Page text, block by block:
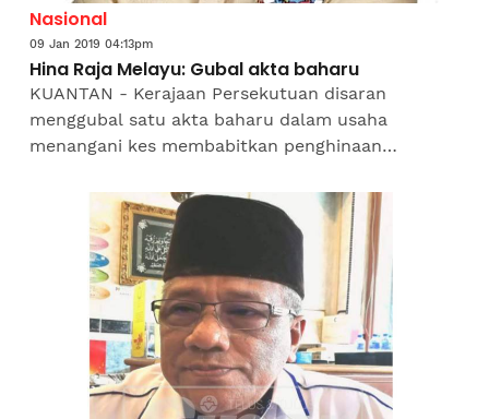
Nasional
09 Jan 2019 04:13pm
Hina Raja Melayu: Gubal akta baharu
KUANTAN - Kerajaan Persekutuan disaran
menggubal satu akta baharu dalam usaha
menangani kes membabitkan penghinaan
Majlis Belia Pahang, Wan Emril...